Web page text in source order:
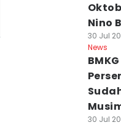
Nino
30 Jul
News
30 Jul